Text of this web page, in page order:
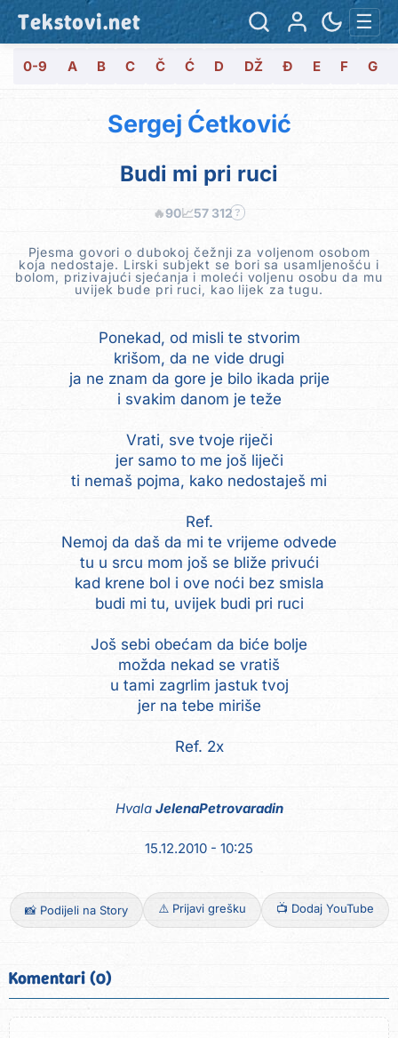
Tekstovi.net ☰
0-9 A B C Č Ć D DŽ Đ E F G
Sergej Ćetković
Budi mi pri ruci
🔥90📈57 312 ?
Pjesma govori o dubokoj čežnji za voljenom osobom
koja nedostaje. Lirski subjekt se bori sa usamljenošću i
bolom, prizivajući sjećanja i moleći voljenu osobu da mu
uvijek bude pri ruci, kao lijek za tugu.
Ponekad, od misli te stvorim
krišom, da ne vide drugi
ja ne znam da gore je bilo ikada prije
i svakim danom je teže
Vrati, sve tvoje riječi
jer samo to me još liječi
ti nemaš pojma, kako nedostaješ mi
Ref.
Nemoj da daš da mi te vrijeme odvede
tu u srcu mom još se bliže privući
kad krene bol i ove noći bez smisla
budi mi tu, uvijek budi pri ruci
Još sebi obećam da biće bolje
možda nekad se vratiš
u tami zagrlim jastuk tvoj
jer na tebe miriše
Ref. 2x
Hvala JelenaPetrovaradin
15.12.2010 - 10:25
📸 Podijeli na Story ⚠️ Prijavi grešku 📺 Dodaj YouTube
Komentari (0)